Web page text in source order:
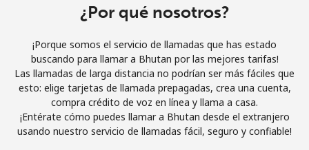
Al abrir una cuenta en este sitio web, estoy de acuerdo con
Términos y condiciones.
Únete
¡Hola!
¿Por qué nosotros?
¡Porque somos el servicio de llamadas que has estado
buscando para llamar a Bhutan por las mejores tarifas!
Las llamadas de larga distancia no podrían ser más fáciles que
esto: elige tarjetas de llamada prepagadas, crea una cuenta,
compra crédito de voz en línea y llama a casa.
¡Entérate cómo puedes llamar a Bhutan desde el extranjero
usando nuestro servicio de llamadas fácil, seguro y confiable!